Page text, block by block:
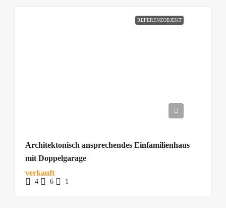
REFERENZOBJEKT
Architektonisch ansprechendes Einfamilienhaus
mit Doppelgarage
verkauft
4 6 1